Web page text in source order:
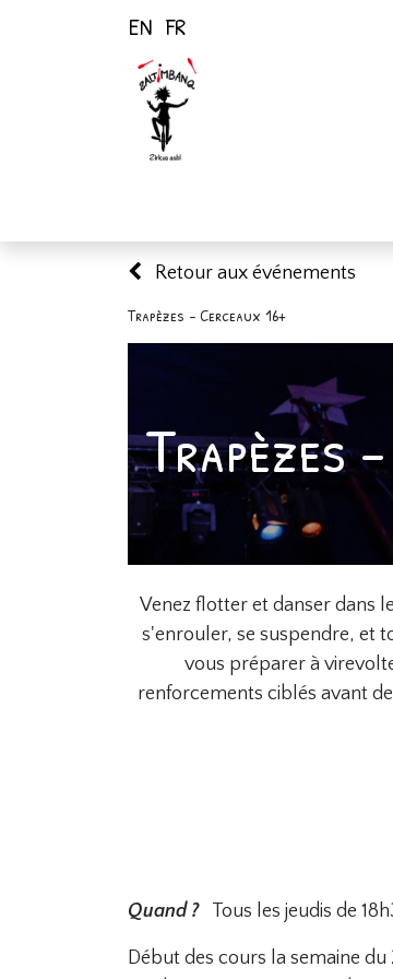
EN FR
Retour aux événements
Trapèzes - Cerceaux 16+
Trapèzes
Venez flotter et danser dans
s'enrouler, se suspendre, et
vous préparer à
renforcements ciblés avant
Quand ?Tous les jeudis de
Début des cours la semaine